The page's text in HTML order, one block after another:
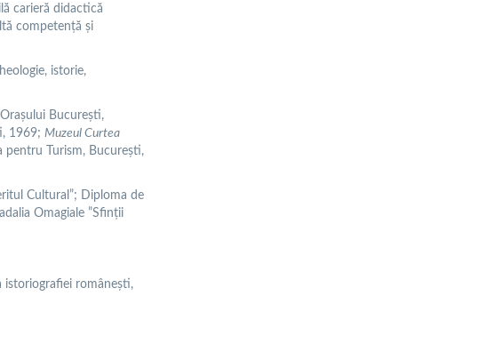
carieră didactică
competenţă şi
istorie,
București,
1969; Muzeul Curtea
pentru Turism, București,
Cultural”; Diploma de
Omagiale ”Sfinţii
istoriografiei românești,